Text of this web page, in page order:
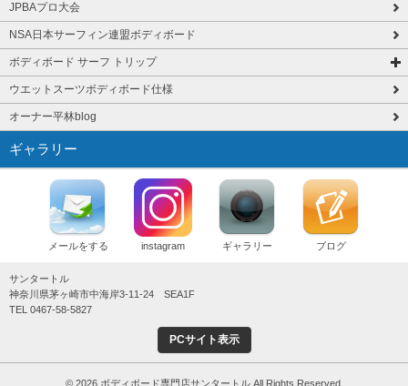
JPBAプロ大会
NSA日本サーフィン連盟ボディボード
ボディボード サーフ トリップ
ウエットスーツボディボード仕様
オーナー平林blog
ギャラリー
メールをする instagram ギャラリー ブログ
サンタートル
神奈川県茅ヶ崎市中海岸3-11-24 SEA1F
TEL 0467-58-5827
PCサイト表示
© 2026 ボディボード専門店サンタートル All Rights Reserved.